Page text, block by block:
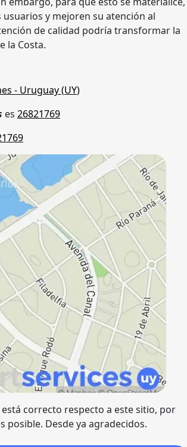
y mejoren su atención al
de calidad podría transformar la
la Costa.
- Uruguay (UY)
es 26821769
correcto respecto a este sitio, por
Desde ya agradecidos.